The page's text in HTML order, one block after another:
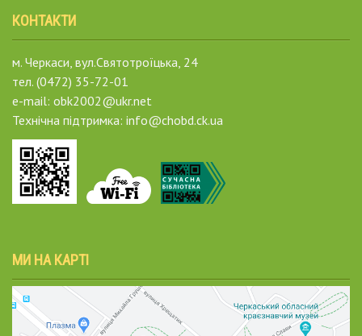
КОНТАКТИ
м. Черкаси, вул.Святотроїцька, 24
тел. (0472) 35-72-01
e-mail: obk2002@ukr.net
Технічна підтримка: info@chobd.ck.ua
МИ НА КАРТІ